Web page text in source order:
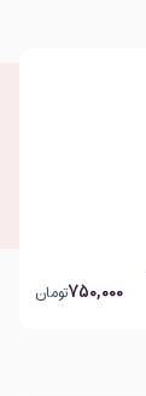
750,000تومان